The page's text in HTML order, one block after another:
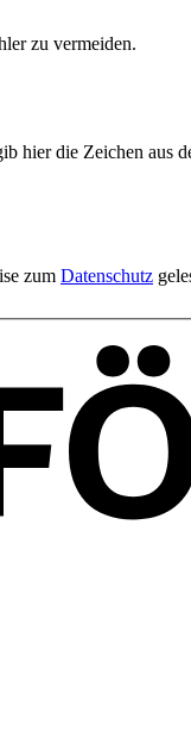
zu vermeiden.
hier die Zeichen aus
zum Datenschutz